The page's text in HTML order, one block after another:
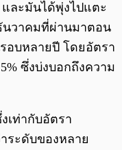
ละมันได้พุ่งไปแตะ
นวาคมที่ผ่านมาตอน
อบหลายปี โดยอัตรา
ซึ่งบ่งบอกถึงความ
เท่ากับอัตรา
ระดับของหลาย